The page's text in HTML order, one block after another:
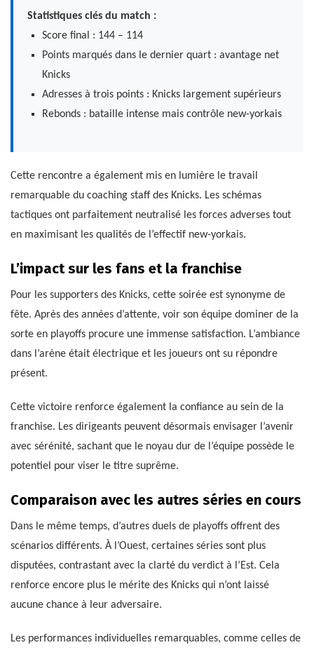
Statistiques clés du match :
Score final : 144 – 114
Points marqués dans le dernier quart : avantage net
Knicks
Adresses à trois points : Knicks largement supérieurs
Rebonds : bataille intense mais contrôle new-yorkais
Cette rencontre a également mis en lumière le travail
remarquable du coaching staff des Knicks. Les schémas
tactiques ont parfaitement neutralisé les forces adverses tout
en maximisant les qualités de l’effectif new-yorkais.
L’impact sur les fans et la franchise
Pour les supporters des Knicks, cette soirée est synonyme de
fête. Après des années d’attente, voir son équipe dominer de la
sorte en playoffs procure une immense satisfaction. L’ambiance
dans l’arène était électrique et les joueurs ont su répondre
présent.
Cette victoire renforce également la confiance au sein de la
franchise. Les dirigeants peuvent désormais envisager l’avenir
avec sérénité, sachant que le noyau dur de l’équipe possède le
potentiel pour viser le titre suprême.
Comparaison avec les autres séries en cours
Dans le même temps, d’autres duels de playoffs offrent des
scénarios différents. À l’Ouest, certaines séries sont plus
disputées, contrastant avec la clarté du verdict à l’Est. Cela
renforce encore plus le mérite des Knicks qui n’ont laissé
aucune chance à leur adversaire.
Les performances individuelles remarquables, comme celles de